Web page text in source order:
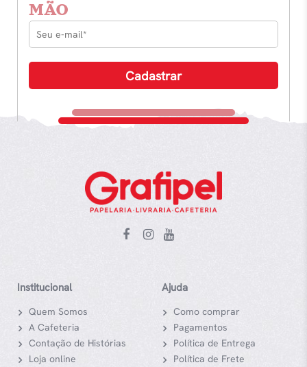
MÃO
Institucional
Quem Somos
A Cafeteria
Contação de Histórias
Loja online
Ajuda
Como comprar
Pagamentos
Política de Entrega
Política de Frete